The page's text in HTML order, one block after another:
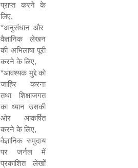
प्राप्त करने के
लिए,
*अनुसंधान और
वैज्ञानिक लेखन
की अभिलाषा पूरी
करने के लिए,
*आवश्यक मुद्दे को
जाहिर करना
तथा शिक्षाजगत
का ध्यान उसकी
ओर आकर्षित
करने के लिए,
वैज्ञानिक समुदाय
पर जर्नल में
प्रकाशित लेखों